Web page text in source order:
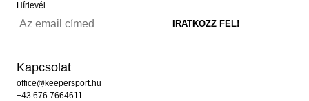
Hírlevél
Kapcsolat
office@keepersport.hu
+43 676 7664611